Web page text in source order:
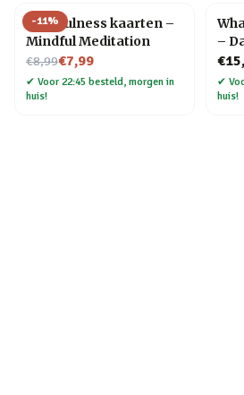
-11%
Mindfulness kaarten –
Mindful Meditation
€8,99
Nu voor€7,99
✔ Voor 22:45 besteld, morgen in
huis!
–
✔
huis!